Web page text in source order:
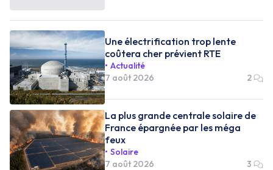
Une électrification trop lente
coûtera cher prévient RTE
Actualité
7 août 2026
2
La plus grande centrale solaire de
France épargnée par les méga
feux
Solaire
7 août 2026
3